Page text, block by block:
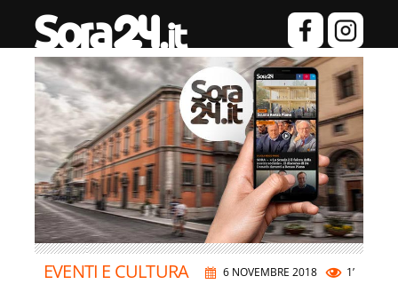
6 NOVEMBRE 2018 1’
EVENTI E CULTURA